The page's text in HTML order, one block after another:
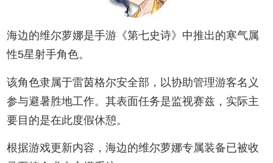
海边的维尔萝娜是手游《第七史诗》中推出的寒气属
性5星射手角色。
该角色隶属于雷茵格尔安全部，以协助管理游客名义
参与避暑胜地工作。其表面任务是监视赛兹，实际主
要目的是在此度假休憩。
根据游戏更新内容，海边的维尔萝娜专属装备已被收